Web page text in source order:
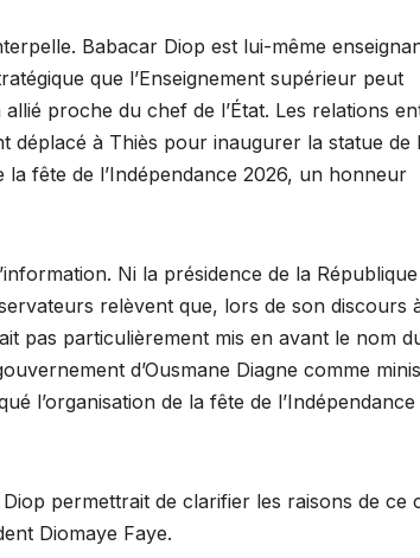
Babacar Diop est lui-même
que l’Enseignement supérieur peut
proche du chef de l’État. Les relations
déplacé à Thiès pour inaugurer la statue de
fête de l’Indépendance 2026, un honneur
Ni la présidence de la
relèvent que, lors de son discours
pas particulièrement mis en avant le nom
d’Ousmane Diagne comme
l’organisation de la fête de l’Indépendance
permettrait de clarifier les raisons de ce
Diomaye Faye.